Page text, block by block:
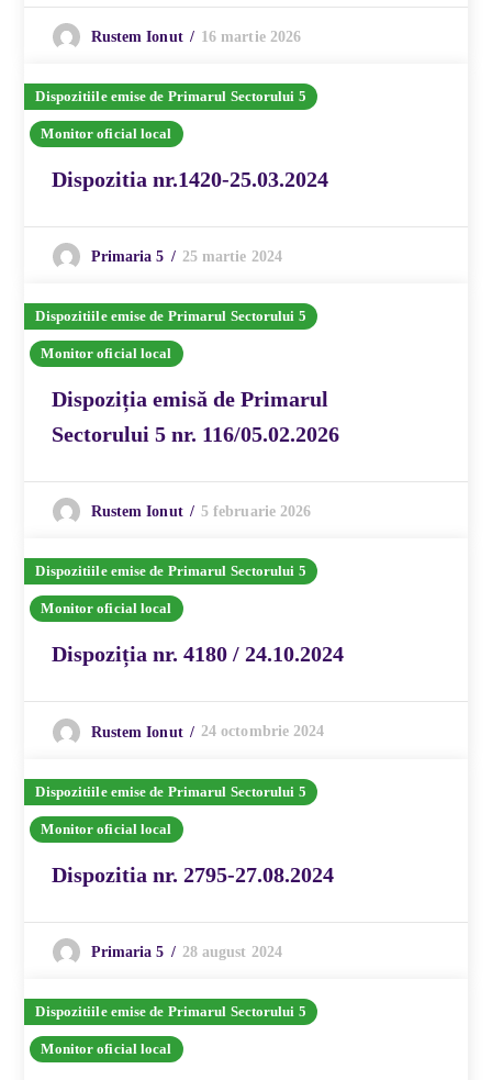
Rustem Ionut 16 martie 2026
Dispozitiile emise de Primarul Sectorului 5
Monitor oficial local
Dispozitia nr.1420-25.03.2024
Primaria 5 25 martie 2024
Dispozitiile emise de Primarul Sectorului 5
Monitor oficial local
Dispoziția emisă de Primarul
Sectorului 5 nr. 116/05.02.2026
Rustem Ionut 5 februarie 2026
Dispozitiile emise de Primarul Sectorului 5
Monitor oficial local
Dispoziția nr. 4180 / 24.10.2024
Rustem Ionut 24 octombrie 2024
Dispozitiile emise de Primarul Sectorului 5
Monitor oficial local
Dispozitia nr. 2795-27.08.2024
Primaria 5 28 august 2024
Dispozitiile emise de Primarul Sectorului 5
Monitor oficial local